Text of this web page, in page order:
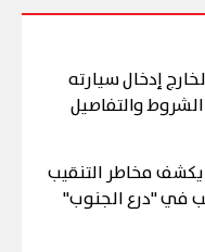
إدخال سيارته
الشروط والتفاصيل
مخاطر التنقيب
في "درع الجنوب"